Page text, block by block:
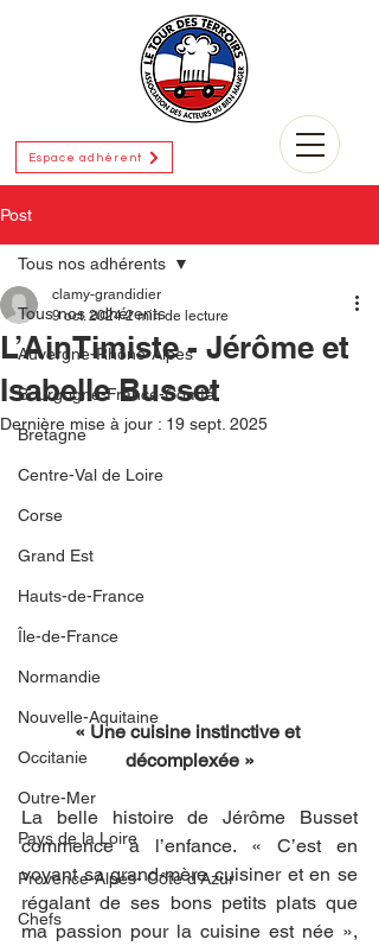
Espace adhérent
Post
Tous nos adhérents
Auvergne-Rhône-Alpes
Bourgogne-France-Comté
Bretagne
Centre-Val de Loire
Corse
Grand Est
Hauts-de-France
Île-de-France
Normandie
Nouvelle-Aquitaine
Occitanie
Outre-Mer
Pays de la Loire
Provence-Alpes- Côte d'Azur
Chefs
Tous nos adhérents
L’AinTimiste - Jérôme et
Isabelle Busset
clamy-grandidier
9 oct. 2024 2 min de lecture
Dernière mise à jour : 19 sept. 2025
« Une cuisine instinctive et
décomplexée »
La belle histoire de Jérôme Busset
commence à l’enfance. « C’est en
voyant sa grand-mère cuisiner et en se
régalant de ses bons petits plats que
ma passion pour la cuisine est née »,